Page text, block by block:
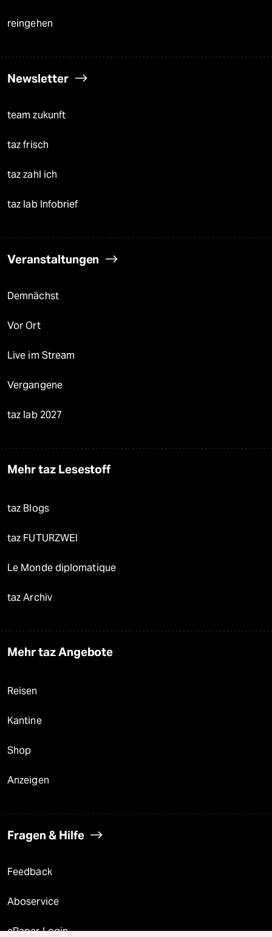
reingehen
Newsletter
team zukunft
taz frisch
taz zahl ich
taz lab Infobrief
Veranstaltungen
Demnächst
Vor Ort
Live im Stream
Vergangene
taz lab 2027
Mehr taz Lesestoff
taz Blogs
taz FUTURZWEI
Le Monde diplomatique
taz Archiv
Mehr taz Angebote
Reisen
Kantine
Shop
Anzeigen
Fragen & Hilfe
Feedback
Aboservice
ePaper Login